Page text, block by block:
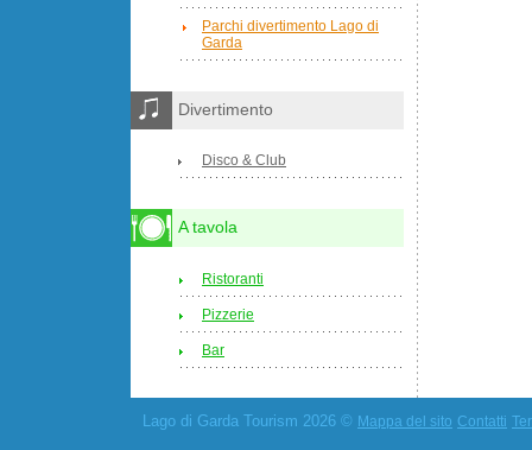
Parchi divertimento Lago di
Garda
Divertimento
Disco & Club
A tavola
Ristoranti
Pizzerie
Bar
Lago di Garda Tourism 2026 © Mappa del sito Contatti